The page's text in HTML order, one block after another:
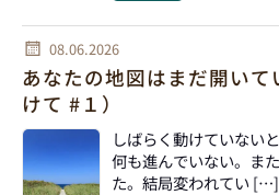
08.06.2026
あなたの地図はまだ開いて
けて #１）
しばらく動けていない
何も進んでいない。ま
た。結局変われてい […]